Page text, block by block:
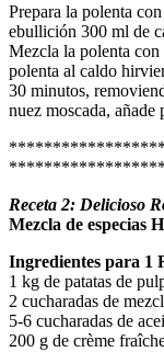
Prepara la polenta
ebullición 300 ml de
Mezcla la polenta
polenta al caldo
30 minutos,
nuez moscada,
Receta 2: Delicioso
Mezcla de especias
Ingredientes para 1
1 kg de patatas de
2 cucharadas de
5-6 cucharadas de
200 g de crème